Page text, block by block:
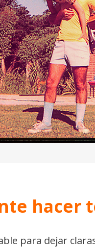
hacer
para dejar